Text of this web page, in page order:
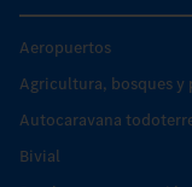
Aeropuertos
Agricultura, bosques y
Autocaravana
Bivial